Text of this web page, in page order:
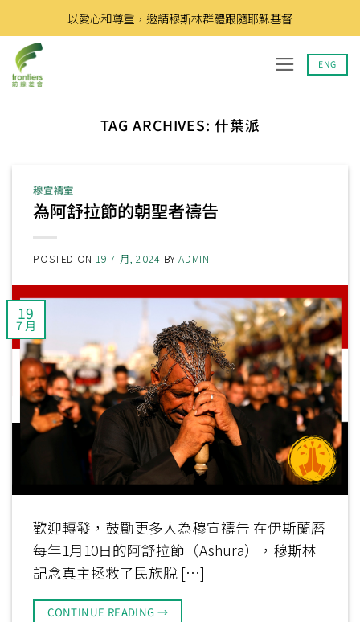
to
content
以愛心和尊重，邀請穆斯林群體跟隨耶穌基督
ENG
TAG ARCHIVES: 什葉派
穆宣禱室
為阿舒拉節的朝聖者禱告
POSTED ON 19 7 月, 2024 BYADMIN
19
7 月
歡迎轉發，鼓勵更多人為穆宣禱告 在伊斯蘭曆
每年1月10日的阿舒拉節（Ashura），穆斯林
記念真主拯救了民族脫 […]
CONTINUE READING →